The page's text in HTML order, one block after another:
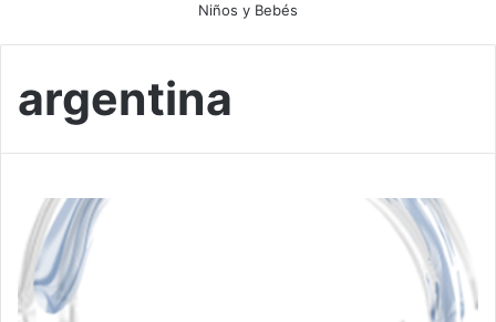
Niños y Bebés
argentina